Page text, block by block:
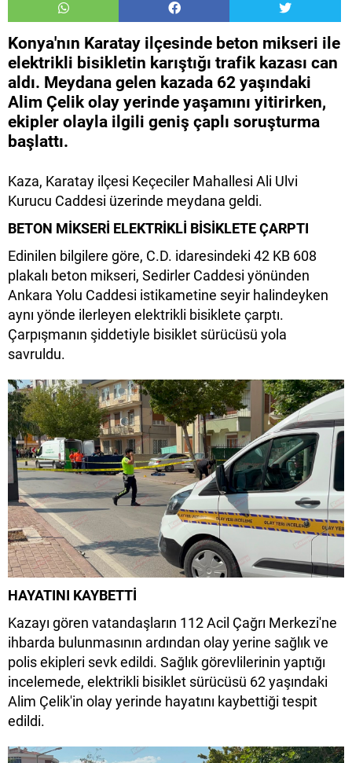
Konya'nın Karatay ilçesinde beton mikseri ile
elektrikli bisikletin karıştığı trafik kazası can
aldı. Meydana gelen kazada 62 yaşındaki
Alim Çelik olay yerinde yaşamını yitirirken,
ekipler olayla ilgili geniş çaplı soruşturma
başlattı.
Kaza, Karatay ilçesi Keçeciler Mahallesi Ali Ulvi
Kurucu Caddesi üzerinde meydana geldi.
BETON MİKSERİ ELEKTRİKLİ BİSİKLETE ÇARPTI
Edinilen bilgilere göre, C.D. idaresindeki 42 KB 608
plakalı beton mikseri, Sedirler Caddesi yönünden
Ankara Yolu Caddesi istikametine seyir halindeyken
aynı yönde ilerleyen elektrikli bisiklete çarptı.
Çarpışmanın şiddetiyle bisiklet sürücüsü yola
savruldu.
HAYATINI KAYBETTİ
Kazayı gören vatandaşların 112 Acil Çağrı Merkezi'ne
ihbarda bulunmasının ardından olay yerine sağlık ve
polis ekipleri sevk edildi. Sağlık görevlilerinin yaptığı
incelemede, elektrikli bisiklet sürücüsü 62 yaşındaki
Alim Çelik'in olay yerinde hayatını kaybettiği tespit
edildi.